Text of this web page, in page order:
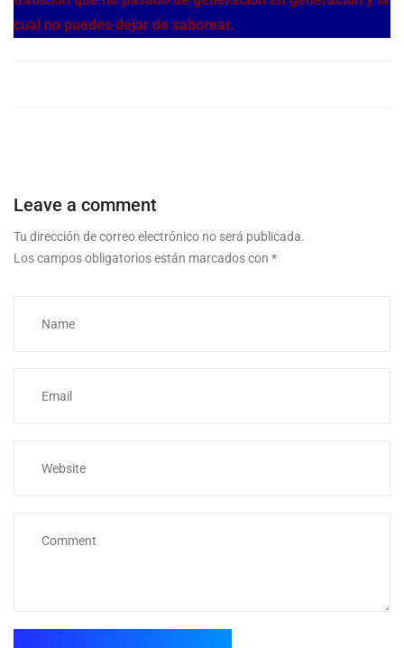
cual no puedes dejar de saborear.
Leave a comment
Tu dirección de correo electrónico no será publicada.
Los campos obligatorios están marcados con *